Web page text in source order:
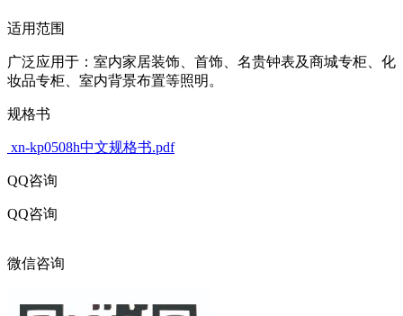
适用范围
广泛应用于：室内家居装饰、首饰、名贵钟表及商城专柜、化
妆品专柜、室内背景布置等照明。
规格书
xn-kp0508h中文规格书.pdf
QQ咨询
QQ咨询
微信咨询